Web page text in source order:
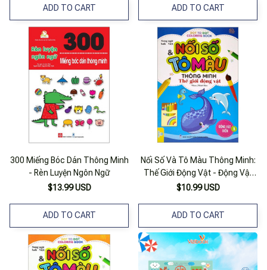
ADD TO CART ADD TO CART
300 Miếng Bóc Dán Thông Minh
- Rèn Luyện Ngôn Ngữ
$13.99 USD
ADD TO CART
Nối Số Và Tô Màu Thông Minh:
Thế Giới Động Vật - Động Vật
Biển - Tập 1 (song Ngữ Anh -
$10.99 USD
ADD TO CART